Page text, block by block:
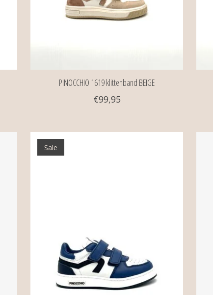
PINOCCHIO 1619 klittenband BEIGE
€99,95
Sale